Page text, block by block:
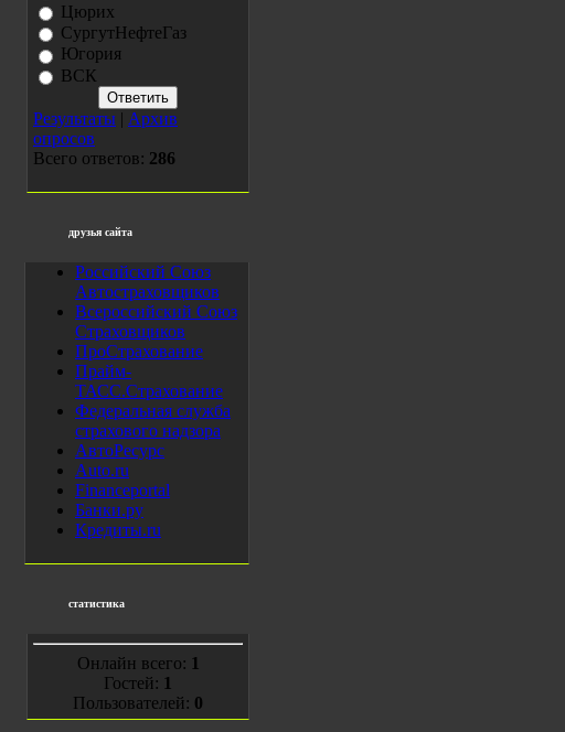
Цюрих
СургутНефтеГаз
Югория
ВСК
Результаты | Архив
опросов
Всего ответов: 286
друзья сайта
Российский Союз
Автостраховщиков
Всероссийский Союз
Страховщиков
ПроСтрахование
Прайм-
ТАСС.Страхование
Федеральная служба
страхового надзора
АвтоРесурс
Auto.ru
Financeportal
Банки.ру
Кредиты.ru
статистика
Онлайн всего: 1
Гостей: 1
Пользователей: 0